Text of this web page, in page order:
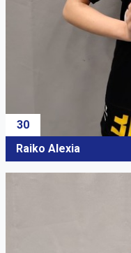
30
Raiko Alexia